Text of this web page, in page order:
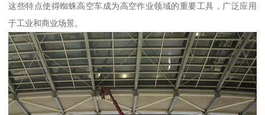
这些特点使得蜘蛛高空车成为高空作业领域的重要工具，广泛应用
于工业和商业场景。